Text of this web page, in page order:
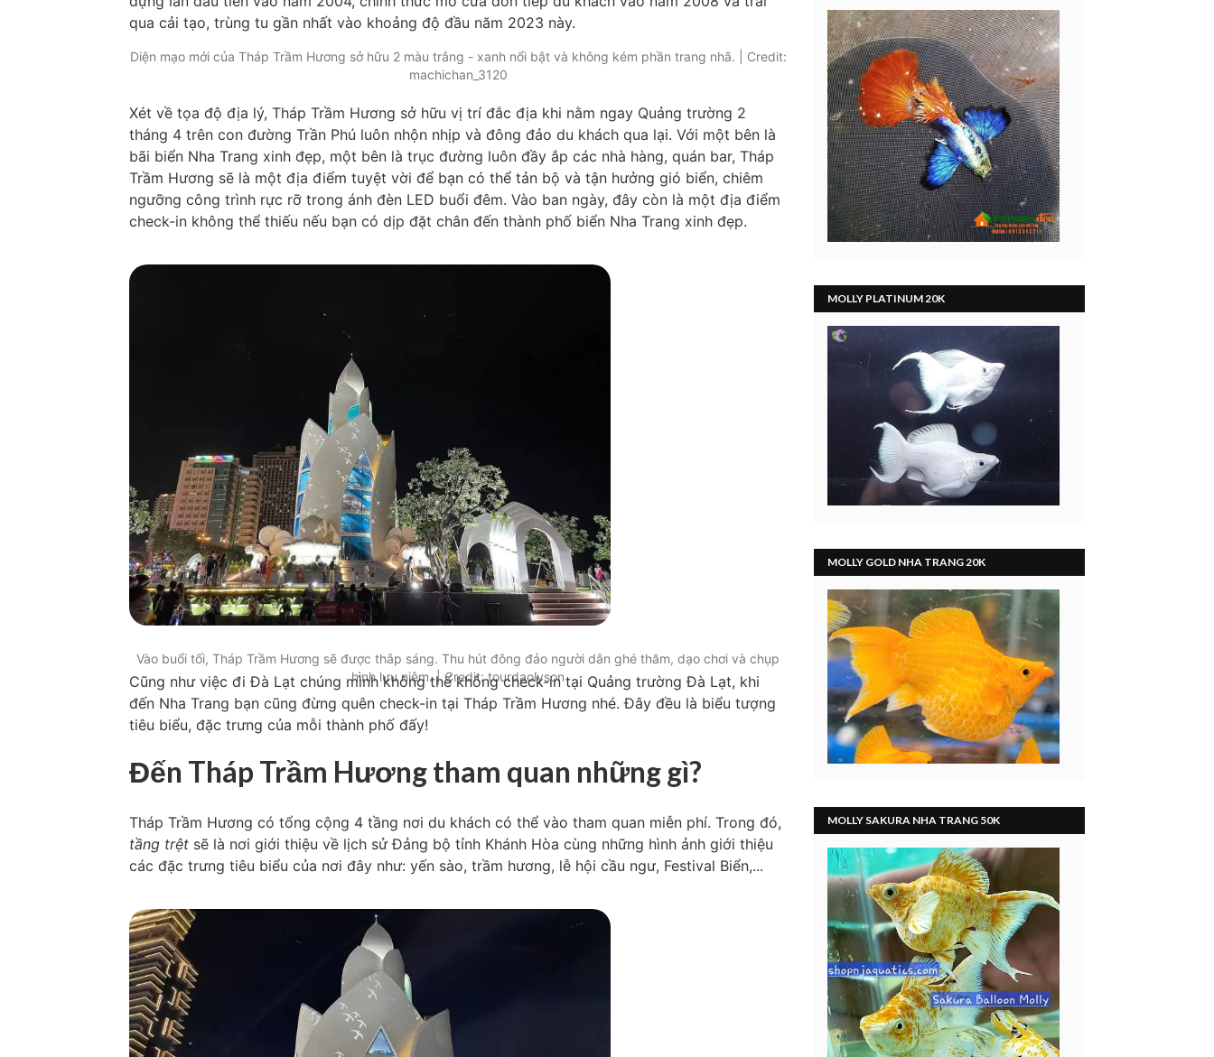
qua cải tạo, trùng tu gần nhất vào khoảng độ đầu năm 2023 này.
Diện mạo mới của Tháp Trầm Hương sở hữu 2 màu trắng - xanh nổi bật và không kém phần trang nhã. | Credit:
machichan_3120
Xét về tọa độ địa lý, Tháp Trầm Hương sở hữu vị trí đắc địa khi nằm ngay Quảng trường 2
tháng 4 trên con đường Trần Phú luôn nhộn nhịp và đông đảo du khách qua lại. Với một bên là
bãi biển Nha Trang xinh đẹp, một bên là trục đường luôn đầy ắp các nhà hàng, quán bar, Tháp
Trầm Hương sẽ là một địa điểm tuyệt vời để bạn có thể tản bộ và tận hưởng gió biển, chiêm
ngưỡng công trình rực rỡ trong ánh đèn LED buổi đêm. Vào ban ngày, đây còn là một địa điểm
check-in không thể thiếu nếu bạn có dịp đặt chân đến thành phố biển Nha Trang xinh đẹp.
Vào buổi tối, Tháp Trầm Hương sẽ được thắp sáng. Thu hút đông đảo người dân ghé thăm, dạo chơi và chụp
hình lưu niệm. | Credit: tourdaolyson
Cũng như việc đi Đà Lạt chúng mình không thể không check-in tại Quảng trường Đà Lạt, khi
đến Nha Trang bạn cũng đừng quên check-in tại Tháp Trầm Hương nhé. Đây đều là biểu tượng
tiêu biểu, đặc trưng của mỗi thành phố đấy!
Đến Tháp Trầm Hương tham quan những gì?
Tháp Trầm Hương có tổng cộng 4 tầng nơi du khách có thể vào tham quan miễn phí. Trong đó,
tầng trệt sẽ là nơi giới thiệu về lịch sử Đảng bộ tỉnh Khánh Hòa cùng những hình ảnh giới thiệu
các đặc trưng tiêu biểu của nơi đây như: yến sào, trầm hương, lễ hội cầu ngư, Festival Biển,...
MOLLY PLATINUM 20K
MOLLY GOLD NHA TRANG 20K
MOLLY SAKURA NHA TRANG 50K